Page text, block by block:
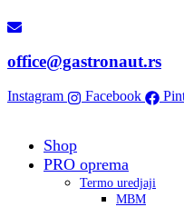
office@gastronaut.rs
Instagram Facebook
Shop
PRO oprema
Termo uredjaji
MBM